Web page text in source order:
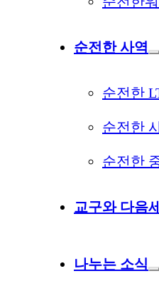
순전한 사역
순전한
순전한
순전한
교구와 다음
나누는 소식